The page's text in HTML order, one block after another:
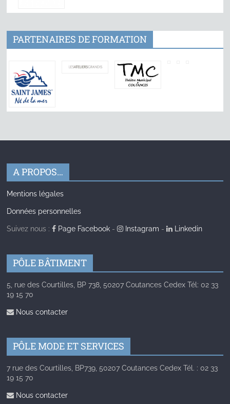
PARTENAIRES DE FORMATION
A PROPOS…
Mentions légales
Données personnelles
Suivez nous : Page Facebook - Instagram - Linkedin
PÔLE BÂTIMENT
5, rue des Courtilles, BP 738, 50207 Coutances Cedex Tél: 02 33
19 15 70
Nous contacter
PÔLE MODE ET SERVICES
7 rue des Courtilles, BP739, 50207 Coutances Cedex Tél. : 02 33
19 15 70
Nous contacter